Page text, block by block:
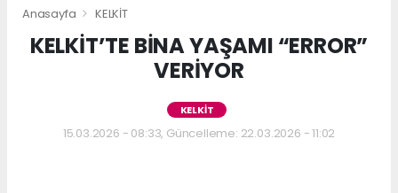
Anasayfa KELKİT
KELKİT’TE BİNA YAŞAMI “ERROR”
VERİYOR
KELKİT
15.03.2026 - 08:33, Güncelleme: 22.03.2026 - 11:02